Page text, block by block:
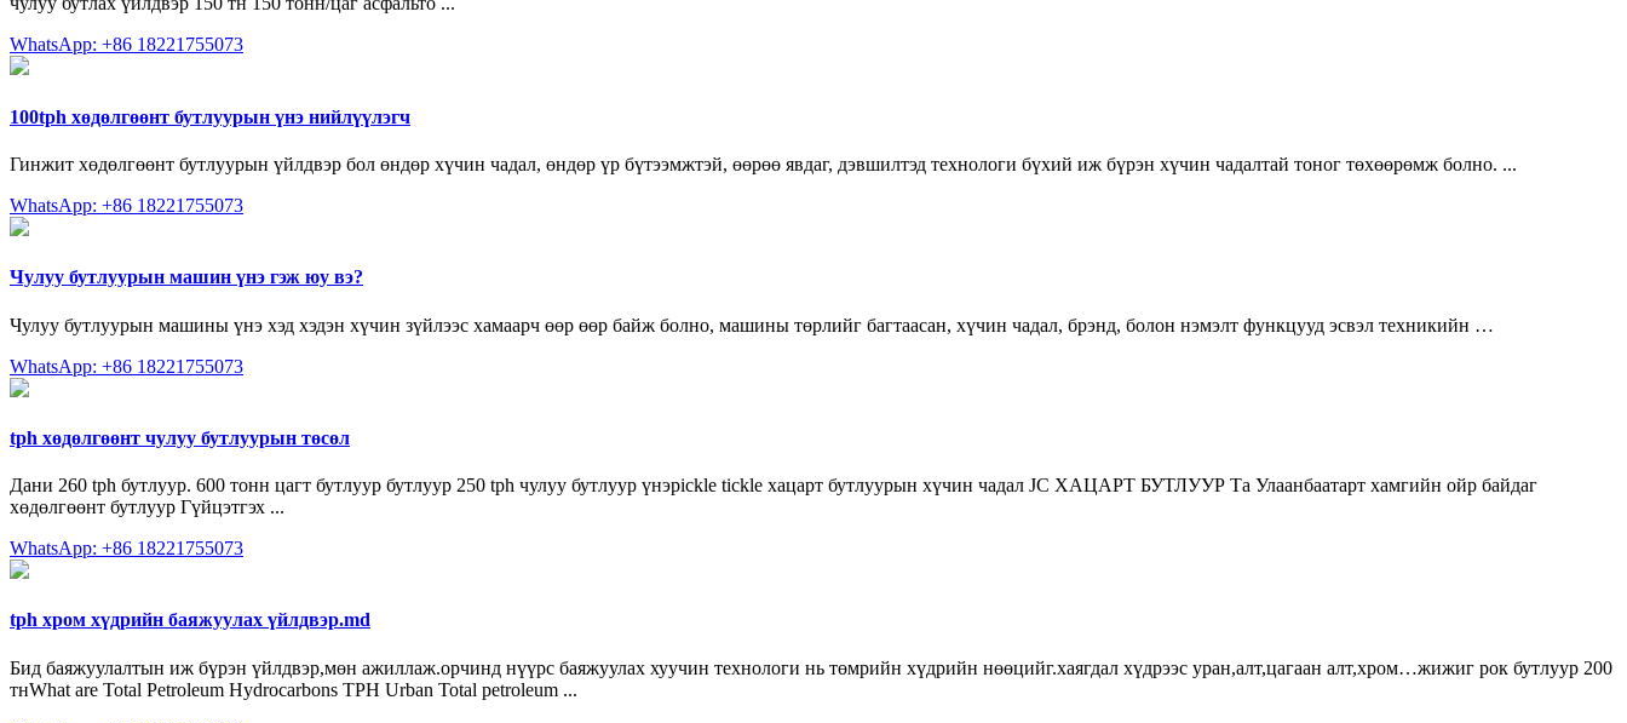
WhatsApp: +86 18221755073
100tph хөдөлгөөнт бутлуурын үнэ нийлүүлэгч
Гинжит хөдөлгөөнт бутлуурын үйлдвэр бол өндөр хүчин чадал, өндөр үр бүтээмжтэй, өөрөө явдаг, дэвшилтэд технологи бүхий иж бүрэн хүчин чадалтай тоног төхөөрөмж болно. ...
WhatsApp: +86 18221755073
Чулуу бутлуурын машин үнэ гэж юу вэ?
Чулуу бутлуурын машины үнэ хэд хэдэн хүчин зүйлээс хамаарч өөр өөр байж болно, машины төрлийг багтаасан, хүчин чадал, брэнд, болон нэмэлт функцууд эсвэл техникийн …
WhatsApp: +86 18221755073
tph хөдөлгөөнт чулуу бутлуурын төсөл
Дани 260 tph бутлуур. 600 тонн цагт бутлуур бутлуур 250 tph чулуу бутлуур үнэpickle tickle хацарт бутлуурын хүчин чадал JC ХАЦАРТ БУТЛУУР Та Улаанбаатарт хамгийн ойр байдаг
хөдөлгөөнт бутлуур Гүйцэтгэх ...
WhatsApp: +86 18221755073
tph хром хүдрийн баяжуулах үйлдвэр.md
Бид баяжуулалтын иж бүрэн үйлдвэр,мөн ажиллаж.орчинд нүүрс баяжуулах хуучин технологи нь төмрийн хүдрийн нөөцийг.хаягдал хүдрээс уран,алт,цагаан алт,хром…жижиг рок бутлуур 200
тнWhat are Total Petroleum Hydrocarbons TPH Urban Total petroleum ...